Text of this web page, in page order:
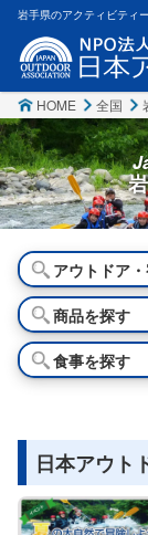
岩手県のアクティビティ
HOME 全国
アウトドア
商品を探す
食事を探す
日本アウト